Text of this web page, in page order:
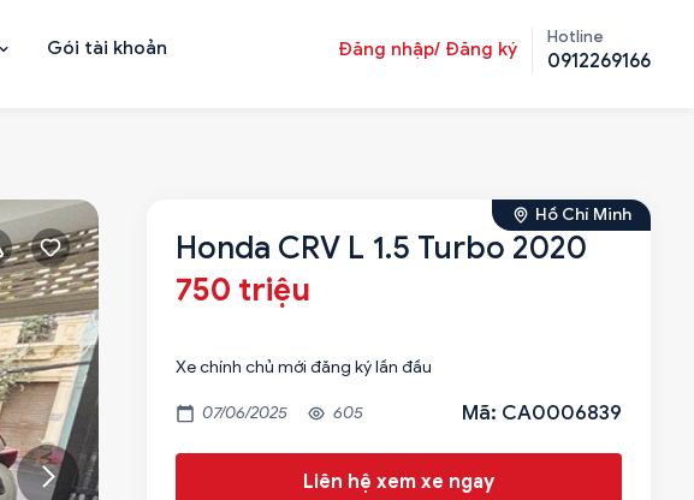
Gói tài khoản Đăng nhập/ Đăng ký
Hotline
0912269166
Hồ Chí Minh
Honda CRV L 1.5 Turbo 2020
750 triệu
Xe chính chủ mới đăng ký lần đầu
07/06/2025 605 Mã: CA0006839
Liên hệ xem xe ngay